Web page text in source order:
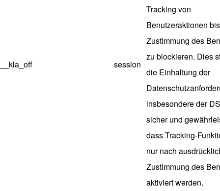
__kla_off session
Tracking von
Benutzeraktionen
Zustimmung des
zu blockieren. Dies
die Einhaltung der
insbesondere der
sicher und
dass Tracking-
nur nach
Zustimmung des
aktiviert werden.